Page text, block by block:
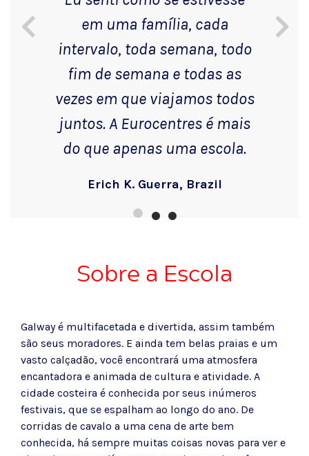
em uma família, cada
intervalo, toda semana, todo
fim de semana e todas as
vezes em que viajamos todos
juntos. A Eurocentres é mais
do que apenas uma escola.
Erich K. Guerra, Brazil
Sobre a Escola
Galway é multifacetada e divertida, assim também
são seus moradores. E ainda tem belas praias e um
vasto calçadão, você encontrará uma atmosfera
encantadora e animada de cultura e atividade. A
cidade costeira é conhecida por seus inúmeros
festivais, que se espalham ao longo do ano. De
corridas de cavalo a uma cena de arte bem
conhecida, há sempre muitas coisas novas para ver e